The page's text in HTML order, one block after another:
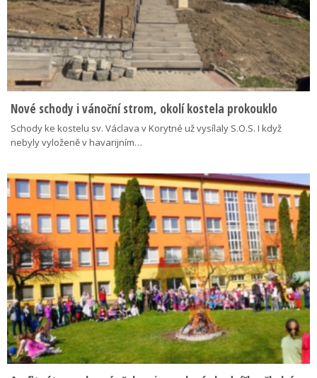
Nové schody i vánoční strom, okolí kostela prokouklo
Schody ke kostelu sv. Václava v Korytné už vysílaly S.O.S. I když
nebyly vyloženě v havarijním…